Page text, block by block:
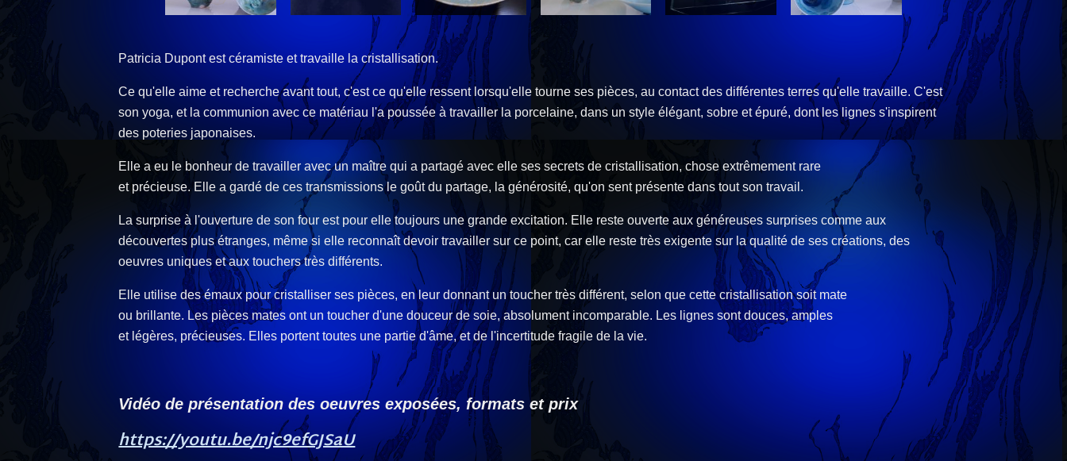
Patricia Dupont est céramiste et travaille la cristallisation.
Ce qu'elle aime et recherche avant tout, c'est ce qu'elle ressent lorsqu'elle tourne ses pièces, au contact des différentes terres qu'elle travaille. C'est
son yoga, et la communion avec ce matériau l'a poussée à travailler la porcelaine, dans un style élégant, sobre et épuré, dont les lignes s'inspirent
des poteries japonaises.
Elle a eu le bonheur de travailler avec un maître qui a partagé avec elle ses secrets de cristallisation, chose extrêmement rare
et précieuse. Elle a gardé de ces transmissions le goût du partage, la générosité, qu'on sent présente dans tout son travail.
La surprise à l'ouverture de son four est pour elle toujours une grande excitation. Elle reste ouverte aux généreuses surprises comme aux
découvertes plus étranges, même si elle reconnaît devoir travailler sur ce point, car elle reste très exigente sur la qualité de ses créations, des
oeuvres uniques et aux touchers très différents.
Elle utilise des émaux pour cristalliser ses pièces, en leur donnant un toucher très différent, selon que cette cristallisation soit mate
ou brillante. Les pièces mates ont un toucher d'une douceur de soie, absolument incomparable. Les lignes sont douces, amples
et légères, précieuses. Elles portent toutes une partie d'âme, et de l'incertitude fragile de la vie.
Vidéo de présentation des oeuvres exposées, formats et prix
https://youtu.be/njc9efGJSaU